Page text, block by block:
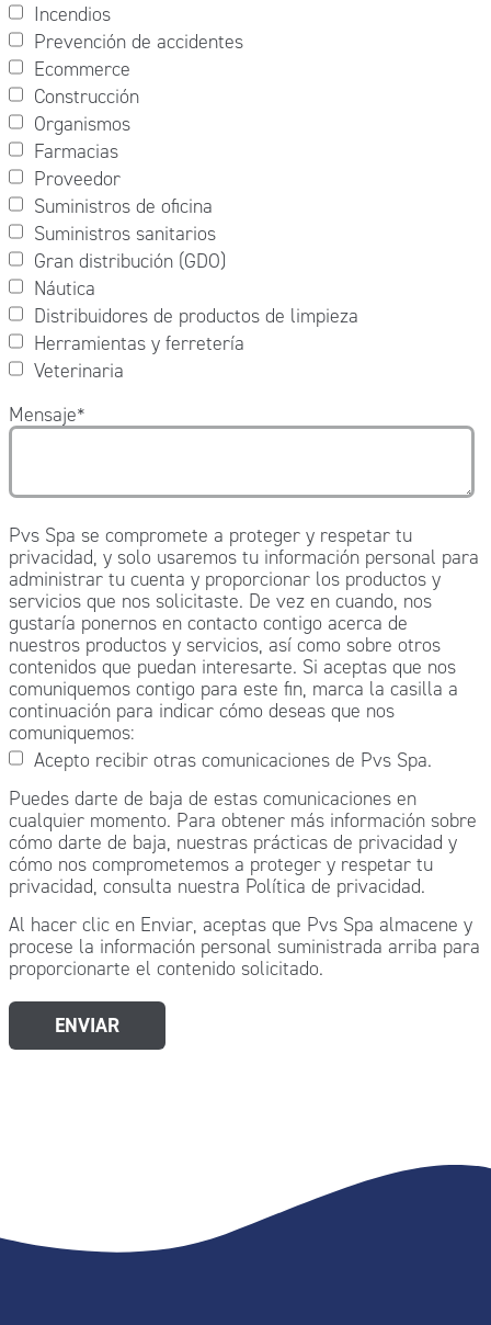
Incendios
Prevención de accidentes
Ecommerce
Construcción
Organismos
Farmacias
Proveedor
Suministros de oficina
Suministros sanitarios
Gran distribución (GDO)
Náutica
Distribuidores de productos de limpieza
Herramientas y ferretería
Veterinaria
Mensaje*
Pvs Spa se compromete a proteger y respetar tu
privacidad, y solo usaremos tu información personal para
administrar tu cuenta y proporcionar los productos y
servicios que nos solicitaste. De vez en cuando, nos
gustaría ponernos en contacto contigo acerca de
nuestros productos y servicios, así como sobre otros
contenidos que puedan interesarte. Si aceptas que nos
comuniquemos contigo para este fin, marca la casilla a
continuación para indicar cómo deseas que nos
comuniquemos:
Acepto recibir otras comunicaciones de Pvs Spa.
Puedes darte de baja de estas comunicaciones en
cualquier momento. Para obtener más información sobre
cómo darte de baja, nuestras prácticas de privacidad y
cómo nos comprometemos a proteger y respetar tu
privacidad, consulta nuestra Política de privacidad.
Al hacer clic en Enviar, aceptas que Pvs Spa almacene y
procese la información personal suministrada arriba para
proporcionarte el contenido solicitado.